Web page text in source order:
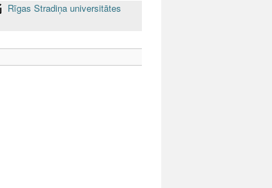
Rīgas Stradiņa universitātes